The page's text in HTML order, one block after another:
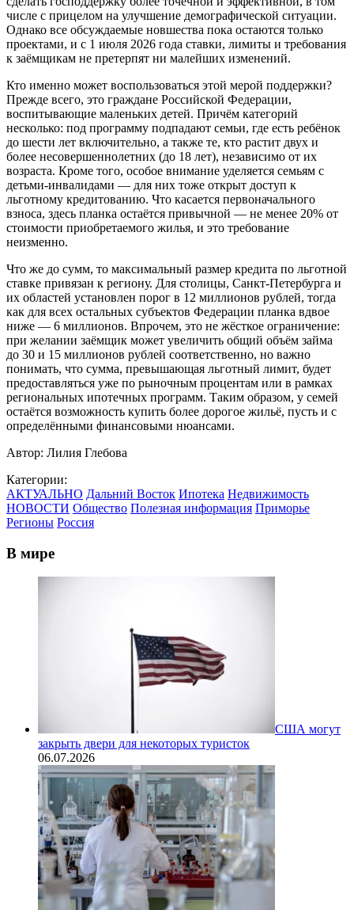
числе с прицелом на улучшение демографической ситуации.
Однако все обсуждаемые новшества пока остаются только
проектами, и с 1 июля 2026 года ставки, лимиты и требования
к заёмщикам не претерпят ни малейших изменений.
Кто именно может воспользоваться этой мерой поддержки?
Прежде всего, это граждане Российской Федерации,
воспитывающие маленьких детей. Причём категорий
несколько: под программу подпадают семьи, где есть ребёнок
до шести лет включительно, а также те, кто растит двух и
более несовершеннолетних (до 18 лет), независимо от их
возраста. Кроме того, особое внимание уделяется семьям с
детьми-инвалидами — для них тоже открыт доступ к
льготному кредитованию. Что касается первоначального
взноса, здесь планка остаётся привычной — не менее 20% от
стоимости приобретаемого жилья, и это требование
неизменно.
Что же до сумм, то максимальный размер кредита по льготной
ставке привязан к региону. Для столицы, Санкт-Петербурга и
их областей установлен порог в 12 миллионов рублей, тогда
как для всех остальных субъектов Федерации планка вдвое
ниже — 6 миллионов. Впрочем, это не жёсткое ограничение:
при желании заёмщик может увеличить общий объём займа
до 30 и 15 миллионов рублей соответственно, но важно
понимать, что сумма, превышающая льготный лимит, будет
предоставляться уже по рыночным процентам или в рамках
региональных ипотечных программ. Таким образом, у семей
остаётся возможность купить более дорогое жильё, пусть и с
определёнными финансовыми нюансами.
Автор: Лилия Глебова
Категории:
АКТУАЛЬНО Дальний Восток Ипотека Недвижимость
НОВОСТИ Общество Полезная информация Приморье
Регионы Россия
В мире
США могут
закрыть двери для некоторых туристок
06.07.2026